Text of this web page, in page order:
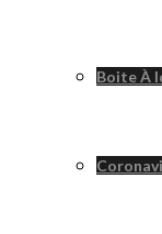
Boite À